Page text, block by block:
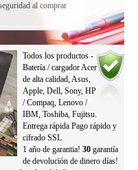
al comprar
Todos los productos -
Batería / cargador Acer
de alta calidad, Asus,
Apple, Dell, Sony, HP
/ Compaq, Lenovo /
IBM, Toshiba, Fujitsu.
Entrega rápida Pago rápido y
cifrado SSL
1 año de garantia! 30 garantía
de devolución de dinero días!